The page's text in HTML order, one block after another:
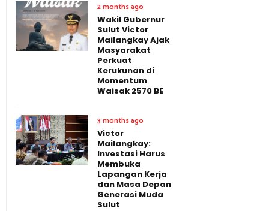
2 months ago
Wakil Gubernur
Sulut Victor
Mailangkay Ajak
Masyarakat
Perkuat
Kerukunan di
Momentum
Waisak 2570 BE
3 months ago
Victor
Mailangkay:
Investasi Harus
Membuka
Lapangan Kerja
dan Masa Depan
Generasi Muda
Sulut